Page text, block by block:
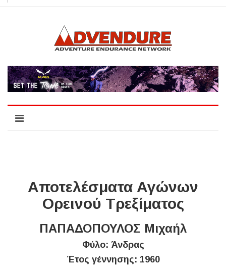
Αποτελέσματα Αγώνων
Ορεινού Τρεξίματος
ΠΑΠΑΔΟΠΟΥΛΟΣ Μιχαήλ
Φύλο: Άνδρας
Έτος γέννησης: 1960